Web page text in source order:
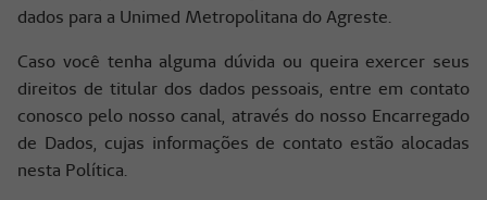
dados para a Unimed Metropolitana do Agreste.
Caso você tenha alguma dúvida ou queira exercer seus
direitos de titular dos dados pessoais, entre em contato
conosco pelo nosso canal, através do nosso Encarregado
de Dados, cujas informações de contato estão alocadas
nesta Política.